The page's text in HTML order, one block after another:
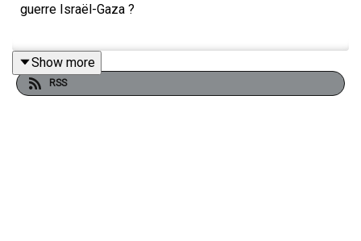
guerre Israël-Gaza ?
Traduction :
Show more
RSS